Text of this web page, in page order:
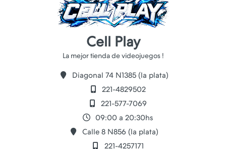
Cell Play
Diagonal 74 N1385 (la plata)
221-4829502
221-577-7069
09:00 a 20:30hs
Calle 8 N856 (la plata)
221-4257171